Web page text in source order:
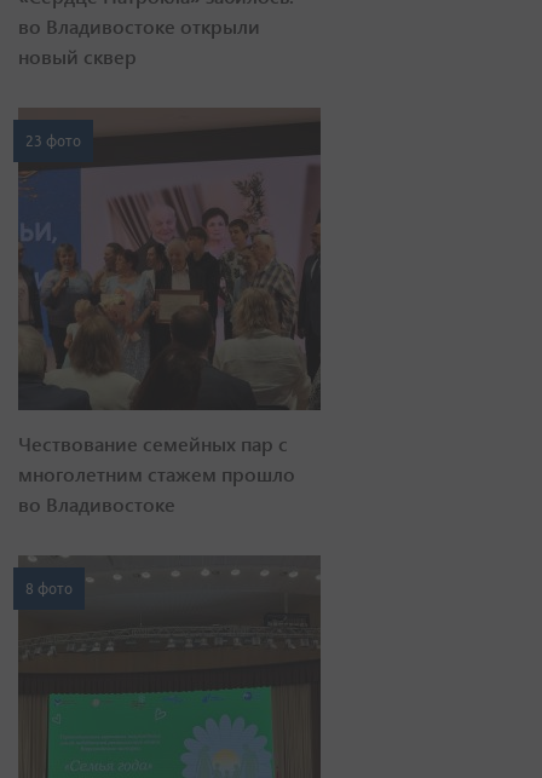
во Владивостоке открыли
новый сквер
23 фото
Чествование семейных пар с
многолетним стажем прошло
во Владивостоке
8 фото